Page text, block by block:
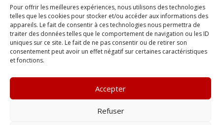
Pour offrir les meilleures expériences, nous utilisons des technologies
telles que les cookies pour stocker et/ou accéder aux informations des
appareils. Le fait de consentir à ces technologies nous permettra de
traiter des données telles que le comportement de navigation ou les ID
uniques sur ce site. Le fait de ne pas consentir ou de retirer son
consentement peut avoir un effet négatif sur certaines caractéristiques
et fonctions.
Accepter
Refuser
Les Points Relais
Localiser Point Relais
Mon Compte
FAQ
Contact
Conditions Générales de Vente